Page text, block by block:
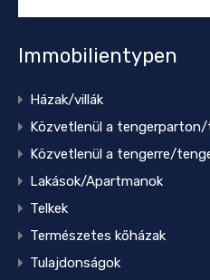
Immobilientypen
Házak/villák
Közvetlenül a
Közvetlenül a tengerre/
Lakások/Apartmanok
Telkek
Természetes kőházak
Tulajdonságok